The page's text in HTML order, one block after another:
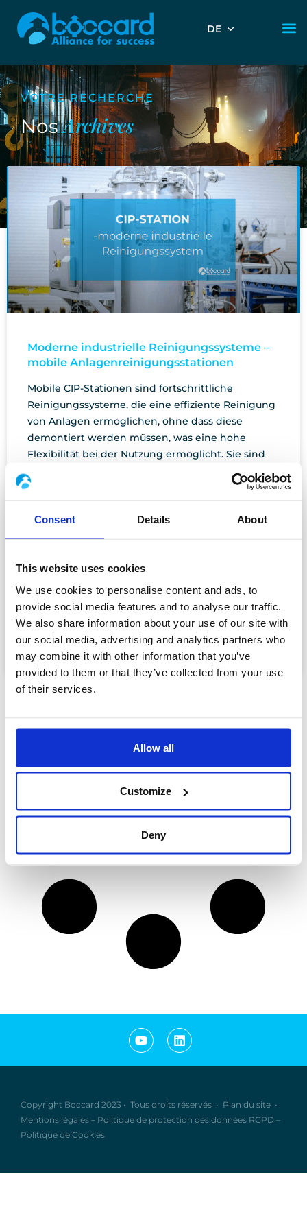
Consent Details About
This website uses cookies
We use cookies to personalise content and ads, to
provide social media features and to analyse our traffic.
We also share information about your use of our site with
our social media, advertising and analytics partners who
may combine it with other information that you’ve
provided to them or that they’ve collected from your use
of their services.
Allow all
Customize
Deny
DE
VOTRE RECHERCHE
NosArchives
Moderne industrielle Reinigungssysteme –
mobile Anlagenreinigungsstationen
Mobile CIP-Stationen sind fortschrittliche
Reinigungssysteme, die eine effiziente Reinigung
von Anlagen ermöglichen, ohne dass diese
demontiert werden müssen, was eine hohe
Flexibilität bei der Nutzung ermöglicht. Sie sind
mit Einzel- oder Doppeltank erhältlich, so dass sie
an unterschiedliche Produktionsbedürfnisse
Betriebskosten optimiert werden. Die
Automatisierung des Reinigungsprozesses
reduziert den Verbrauch von Wasser, Energie und
Chemikalien, was sie ideal für Industrien mit
hohen Sauberkeitsstandards macht.
Lire la suite »
8. Oktober 2024
Copyright Boccard 2023 • Tous droits réservés • Plan du site •
Mentions légales – Politique de protection des données RGPD –
Politique de Cookies